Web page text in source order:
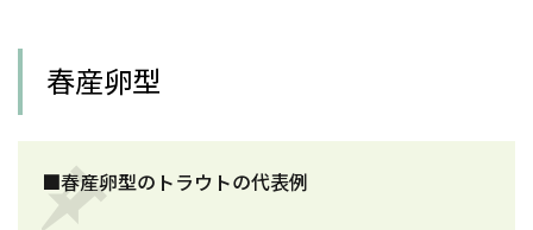
春産卵型
■春産卵型のトラウトの代表例